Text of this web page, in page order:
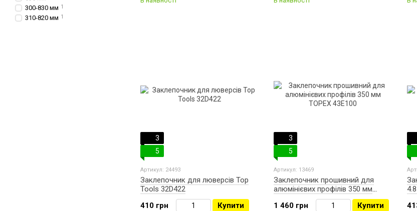
3
5
Артикул: 24493
Заклепочник для люверсів Top
Tools 32D422
410 грн
Купити
3
5
Артикул: 13469
Заклепочник прошивний для
алюмінієвих профілів 350 мм
TOPEX 43E100
1 460 грн
Купити
300-830 мм 1
310-820 мм 1